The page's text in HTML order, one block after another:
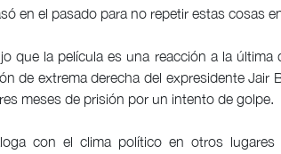
en el pasado para no repetir estas cosas
que la película es una reacción a la última
de extrema derecha del expresidente Jair
meses de prisión por un intento de golpe.
con el clima político en otros